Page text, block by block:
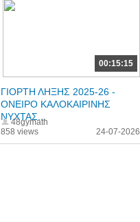
00:15:15
858 views
ΓΙΟΡΤΗ ΛΗΞΗΣ 2025-26 -
ΟΝΕΙΡΟ ΚΑΛΟΚΑΙΡΙΝΗΣ
ΝΥΧΤΑΣ...
48gymath
24-07-2026